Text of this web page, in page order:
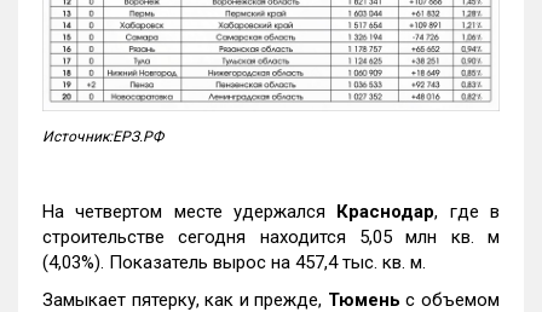
Источник:ЕРЗ.РФ
На четвертом месте удержался Краснодар, где в
строительстве сегодня находится 5,05 млн кв. м
(4,03%). Показатель вырос на 457,4 тыс. кв. м.
Замыкает пятерку, как и прежде, Тюмень с объемом